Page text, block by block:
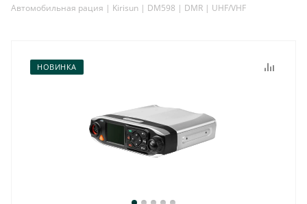
Автомобильная рация | Kirisun | DM598 | DMR | UHF/VHF
НОВИНКА